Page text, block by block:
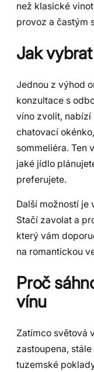
než klasické
provoz a častým
Jak
Jednou z výhod
konzultace s
víno zvolit, nabízí
chatovací
sommeliéra. Ten
jaké jídlo
preferujete.
Další možností
Stačí zavolat a
který vám
na romantickou
Proč
vínu
Zatímco světová
zastoupena,
tuzemské